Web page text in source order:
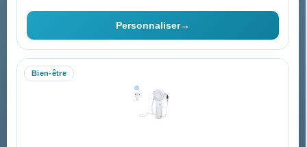
Personnaliser→
Bien-être
Vous pouvez vous désinscrire à tout moment. Vous trouverez pour
cela nos informations de contact dans les conditions d'utilisation du
site.
Collectivités & administrations
Devis, mandat administratif et facturation Chorus Pro